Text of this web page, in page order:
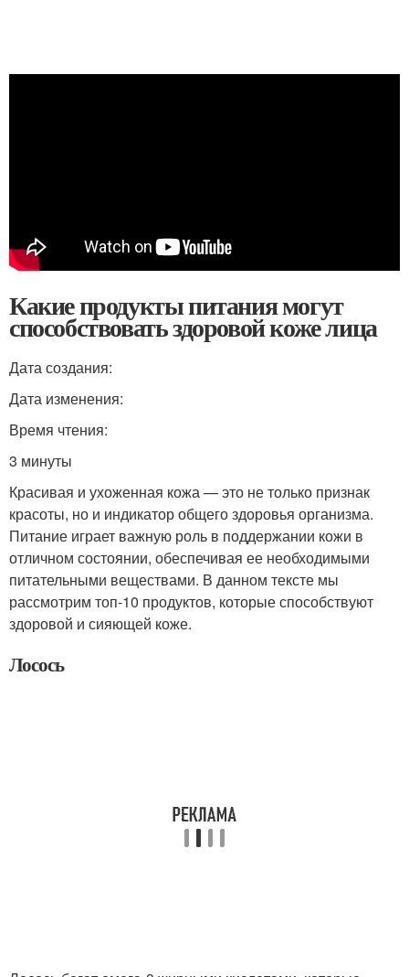
Какие продукты питания могут
способствовать здоровой коже лица
Дата создания:
Дата изменения:
Время чтения:
3 минуты
Красивая и ухоженная кожа — это не только признак
красоты, но и индикатор общего здоровья организма.
Питание играет важную роль в поддержании кожи в
отличном состоянии, обеспечивая ее необходимыми
питательными веществами. В данном тексте мы
рассмотрим топ-10 продуктов, которые способствуют
здоровой и сияющей коже.
Лосось